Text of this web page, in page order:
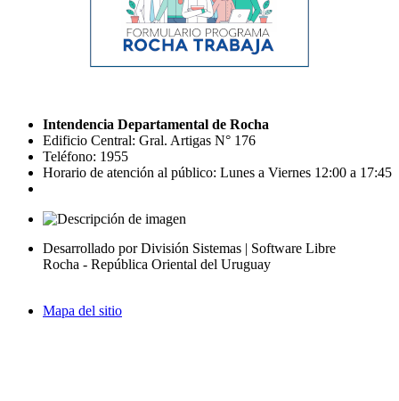
Intendencia Departamental de Rocha
Edificio Central: Gral. Artigas N° 176
Teléfono: 1955
Horario de atención al público: Lunes a Viernes 12:00 a 17:45
Desarrollado por División Sistemas | Software Libre
Rocha - República Oriental del Uruguay
Mapa del sitio